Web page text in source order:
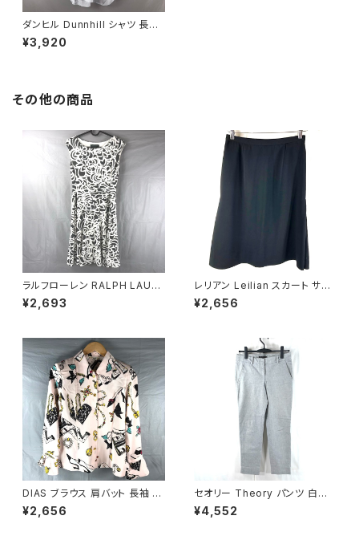
ダンヒル Dunnhill シャツ 長袖
水色 Lサイズ 827959
¥3,920
その他の商品
ラルフローレン RALPH LAURE
N ワンピース ノースリーブ 花柄
フレア 白 グレー系 2Pサイズ 9
¥2,693
レリアン Leilian スカート サイ
ドプリーツ 裏地付き 日本製 サ
イドファスナー 黒 11サイズ 929
¥2,656
DIAS ブラウス 肩バット 長袖 袖
フリル 金ボタン 東京ブラウス ア
クセサリー柄 タグ付き ピンク バ
¥2,656
セオリー Theory パンツ 白黒
鹿の子生地 7号 900582
¥4,552